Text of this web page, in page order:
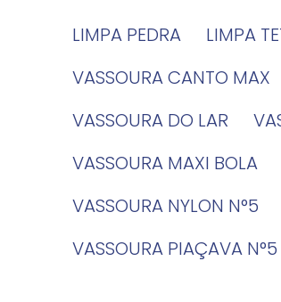
LIMPA PEDRA
LIMPA
VASSOURA CANTO MAX
VASSOURA DO LAR
VASSOURA MAXI BOLA
VASSOURA NYLON N°5
VASSOURA PIAÇAVA N°5